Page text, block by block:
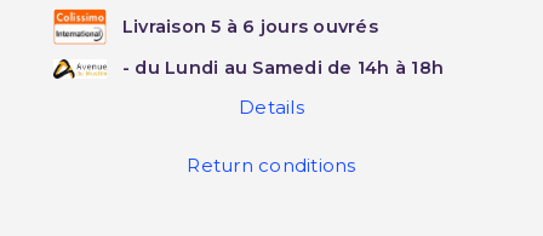
Livraison 5 à 6 jours ouvrés
- du Lundi au Samedi de 14h à 18h
Details
Return conditions